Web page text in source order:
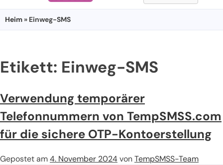
Heim » Einweg-SMS
Etikett: Einweg-SMS
Verwendung temporärer
Telefonnummern von TempSMSS.com
für die sichere OTP-Kontoerstellung
Gepostet am4. November 2024vonTempSMSS-Team